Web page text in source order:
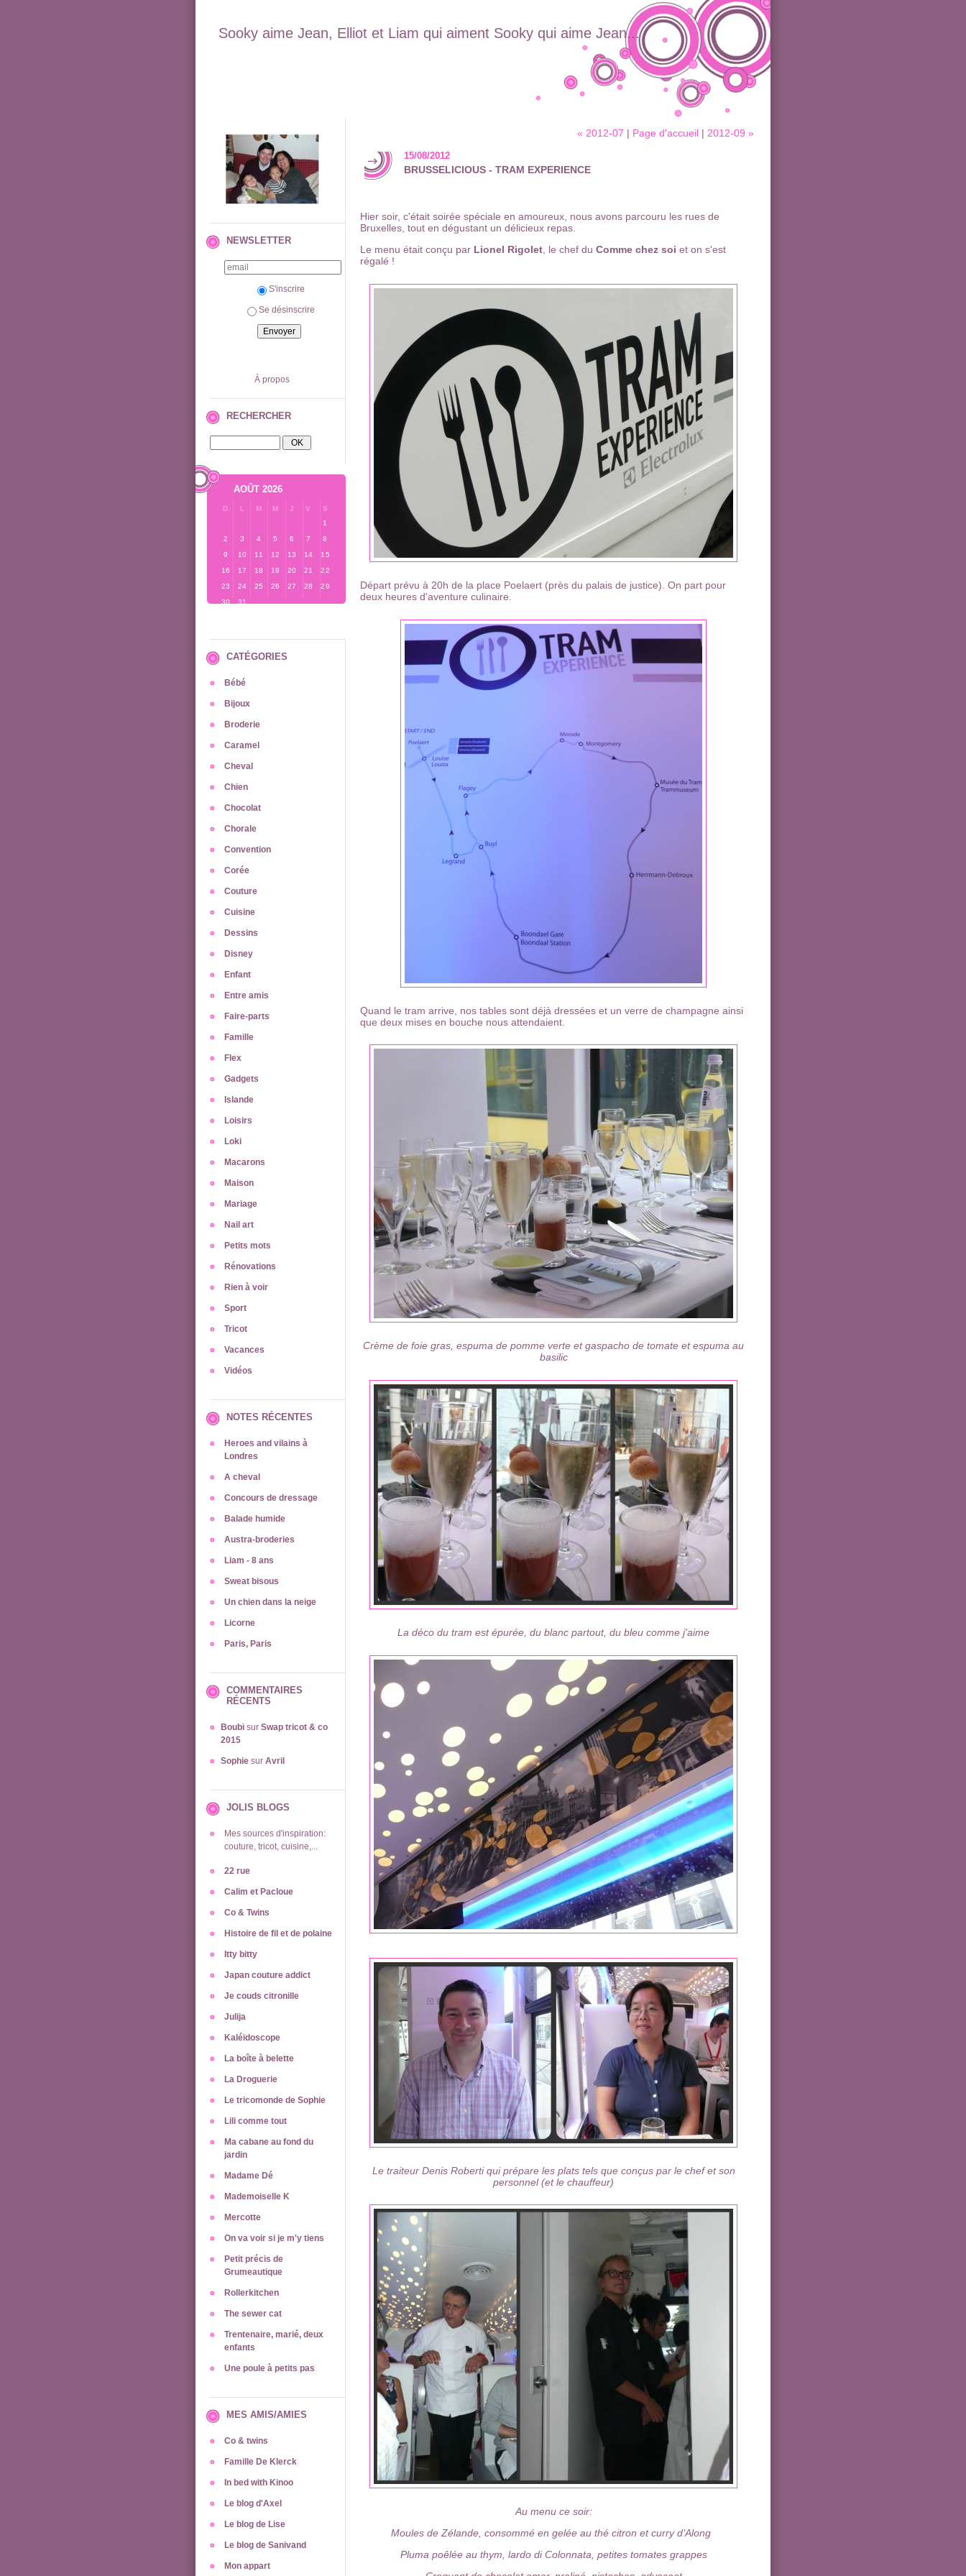
Sooky aime Jean, Elliot et Liam qui aiment Sooky qui aime Jean...
NEWSLETTER
S'inscrire
Se désinscrire
À propos
RECHERCHER
AOÛT 2026
D L M M J V
S
1
2
3 4 5 6 7
8
9
10 11 12 13 14
15
16
17 18 19 20 21
22
23
24 25 26 27 28
29
30
31
CATÉGORIES
Bébé
Bijoux
Broderie
Caramel
Cheval
Chien
Chocolat
Chorale
Convention
Corée
Couture
Cuisine
Dessins
Disney
Enfant
Entre amis
Faire-parts
Famille
Flex
Gadgets
Islande
Loisirs
Loki
Macarons
Maison
Mariage
Nail art
Petits mots
Rénovations
Rien à voir
Sport
Tricot
Vacances
Vidéos
NOTES RÉCENTES
Heroes and vilains à
Londres
A cheval
Concours de dressage
Balade humide
Austra-broderies
Liam - 8 ans
Sweat bisous
Un chien dans la neige
Licorne
Paris, Paris
COMMENTAIRES
RÉCENTS
Boubi sur Swap tricot & co
2015
Sophie sur Avril
JOLIS BLOGS
Mes sources d'inspiration:
couture, tricot, cuisine,...
22 rue
Calim et Pacloue
Co & Twins
Histoire de fil et de polaine
Itty bitty
Japan couture addict
Je couds citronille
Julija
Kaléïdoscope
La boîte à belette
La Droguerie
Le tricomonde de Sophie
Lili comme tout
Ma cabane au fond du
jardin
Madame Dé
Mademoiselle K
Mercotte
On va voir si je m'y tiens
Petit précis de
Grumeautique
Rollerkitchen
The sewer cat
Trentenaire, marié, deux
enfants
Une poule à petits pas
MES AMIS/AMIES
Co & twins
Famille De Klerck
In bed with Kinoo
Le blog d'Axel
Le blog de Lise
Le blog de Sanivand
Mon appart
« 2012-07 | Page d'accueil | 2012-09 »
15/08/2012
BRUSSELICIOUS - TRAM EXPERIENCE
Hier soir, c'était soirée spéciale en amoureux, nous avons parcouru les rues de
Bruxelles, tout en dégustant un délicieux repas.
Le menu était conçu par Lionel Rigolet , le chef du Comme chez soi et on s'est
régalé !
Départ prévu à 20h de la place Poelaert (près du palais de justice). On part pour
deux heures d'aventure culinaire.
Quand le tram arrive, nos tables sont déjà dressées et un verre de champagne ainsi
que deux mises en bouche nous attendaient.
Crème de foie gras, espuma de pomme verte et gaspacho de tomate et espuma au
basilic
La déco du tram est épurée, du blanc partout, du bleu comme j'aime
Le traiteur Denis Roberti qui prépare les plats tels que conçus par le chef et son
personnel (et le chauffeur)
Au menu ce soir:
Moules de Zélande, consommé en gelée au thé citron et curry d’Along
Pluma poêlée au thym, lardo di Colonnata, petites tomates grappes